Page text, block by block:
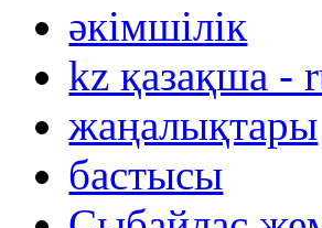
әкімшілік
kz қазақша -
жаңалықтары
бастысы